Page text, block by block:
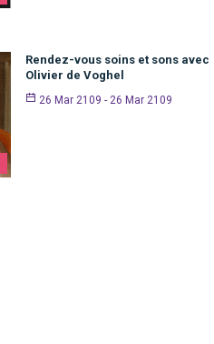
Rendez-vous soins et sons avec
Olivier de Voghel
26 Mar 2109 - 26 Mar 2109